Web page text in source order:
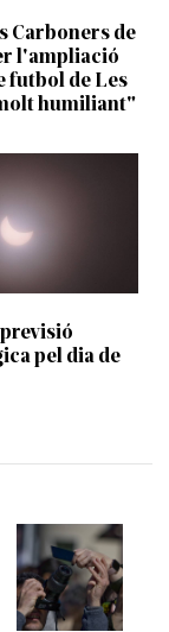
Carboners de
l'ampliació
futbol de Les
humiliant"
pel dia de